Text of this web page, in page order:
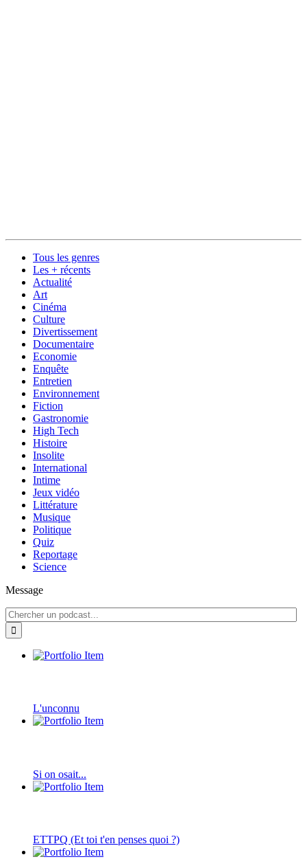
Tous les genres
Les + récents
Actualité
Art
Cinéma
Culture
Divertissement
Documentaire
Economie
Enquête
Entretien
Environnement
Fiction
Gastronomie
High Tech
Histoire
Insolite
International
Intime
Jeux vidéo
Littérature
Musique
Politique
Quiz
Reportage
Science
Message
L'unconnu
Si on osait...
ETTPQ (Et toi t'en penses quoi ?)